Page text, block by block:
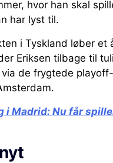
hvor han skal
har lyst til.
i Tyskland løber
Eriksen tilbage til
de frygtede
i Madrid: Nu får